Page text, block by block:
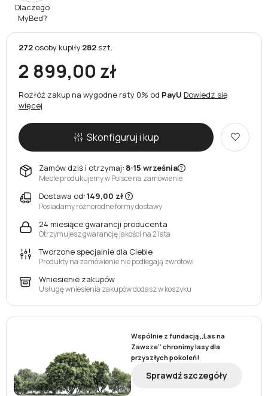
Dlaczego
MyBed?
272 osoby kupiły282szt.
2 899,00 zł
Rozłóż zakup na wygodne raty 0% od PayU Dowiedz się
więcej
Skonfiguruj i kup
Zamów dziś i otrzymaj: 8-15 września
Meble produkujemy w Polsce na zamówienie
Dostawa od:149,00 zł
Posiadamy różnorodne formy dostawy
24 miesiące gwarancji producenta
Otrzymujesz gwarancję jakości na 2 lata
Tworzone specjalnie dla Ciebie
Produkty na zamówienie nie podlegają zwrotowi
Wniesienie zakupów
Usługę wniesienia zakupów dodasz w koszyku
Wspólnie z fundacją ,,Las na
Zawsze’’ chronimy lasy dla
przyszłych pokoleń!
Sprawdź szczegóły